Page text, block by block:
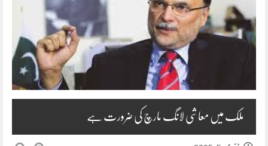
بلدیاتی انتخابات کیلئے فنڈز مانگ لئے گئے
ملک میں معاشی لانگ مارچ کی ضرورت ہے